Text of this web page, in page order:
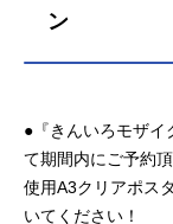
ン
●『きんいろモザイ
て期間内にご予約
使用A3クリアポス
いてください！